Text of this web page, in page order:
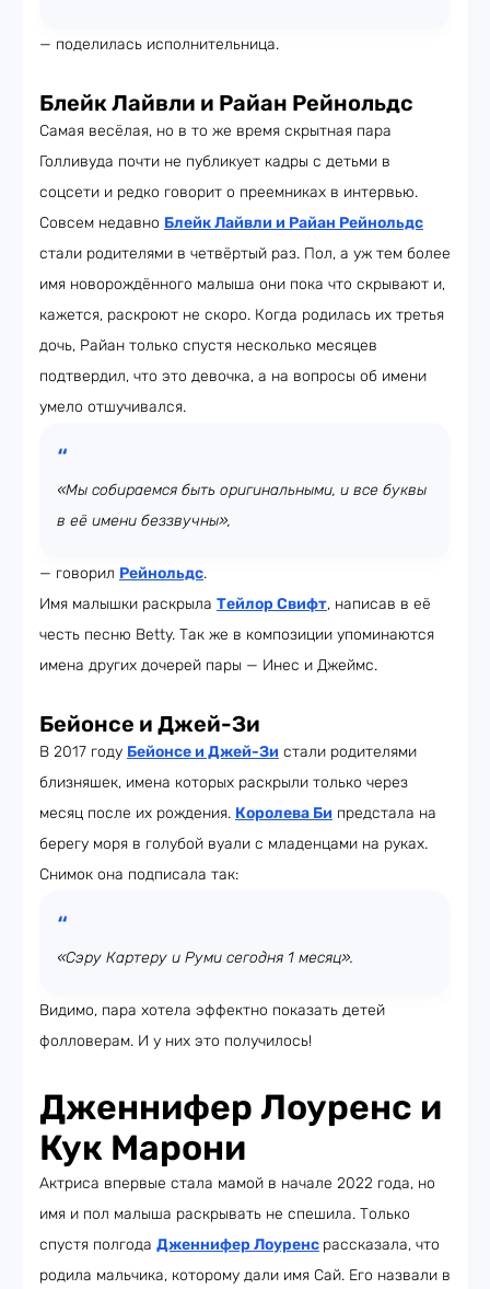
— поделилась исполнительница.
Блейк Лайвли и Райан Рейнольдс
Самая весёлая, но в то же время скрытная пара
Голливуда почти не публикует кадры с детьми в
соцсети и редко говорит о преемниках в интервью.
Совсем недавно Блейк Лайвли и Райан Рейнольдс
стали родителями в четвёртый раз. Пол, а уж тем более
имя новорождённого малыша они пока что скрывают и,
кажется, раскроют не скоро. Когда родилась их третья
дочь, Райан только спустя несколько месяцев
подтвердил, что это девочка, а на вопросы об имени
умело отшучивался.
«Мы собираемся быть оригинальными, и все буквы
в её имени беззвучны»,
— говорил Рейнольдс.
Имя малышки раскрыла Тейлор Свифт, написав в её
честь песню Betty. Так же в композиции упоминаются
имена других дочерей пары — Инес и Джеймс.
Бейонсе и Джей-Зи
В 2017 году Бейонсе и Джей-Зи стали родителями
близняшек, имена которых раскрыли только через
месяц после их рождения. Королева Би предстала на
берегу моря в голубой вуали с младенцами на руках.
Снимок она подписала так:
«Сэру Картеру и Руми сегодня 1 месяц».
Видимо, пара хотела эффектно показать детей
фолловерам. И у них это получилось!
Дженнифер Лоуренс и
Кук Марони
Актриса впервые стала мамой в начале 2022 года, но
имя и пол малыша раскрывать не спешила. Только
спустя полгода Дженнифер Лоуренс рассказала, что
родила мальчика, которому дали имя Сай. Его назвали в